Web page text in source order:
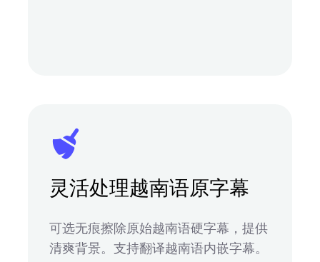
灵活处理越南语原字幕
可选无痕擦除原始越南语硬字幕，提供
清爽背景。支持翻译越南语内嵌字幕。